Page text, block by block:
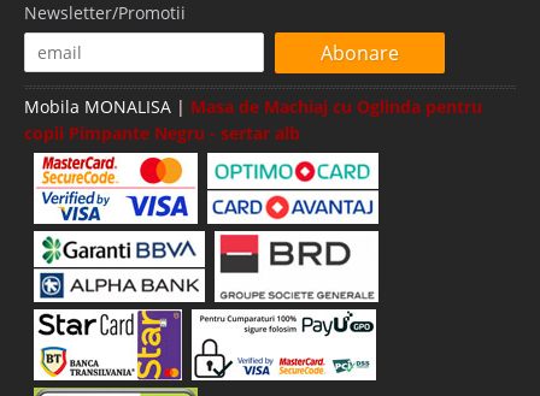
Newsletter/Promotii
Abonare
Mobila MONALISA | Masa de Machiaj cu Oglinda pentru
copii Pimpante Negru - sertar alb